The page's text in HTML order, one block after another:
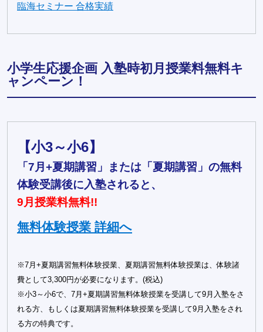
臨海セミナー 合格実績
小学生応援企画 入塾時初月授業料無料キ
ャンペーン！
【小3～小6】
「7月+夏期講習」または「夏期講習」の無料
体験受講後に入塾されると、
9月授業料無料!!
無料体験授業 詳細へ
※7月+夏期講習無料体験授業、夏期講習無料体験授業は、体験諸
費として3,300円が必要になります。(税込)
※小3～小6で、7月+夏期講習無料体験授業を受講して9月入塾をさ
れる方、もしくは夏期講習無料体験授業を受講して9月入塾をされ
る方の特典です。